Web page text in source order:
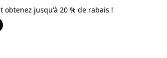
jusqu'à 20 % de rabais !